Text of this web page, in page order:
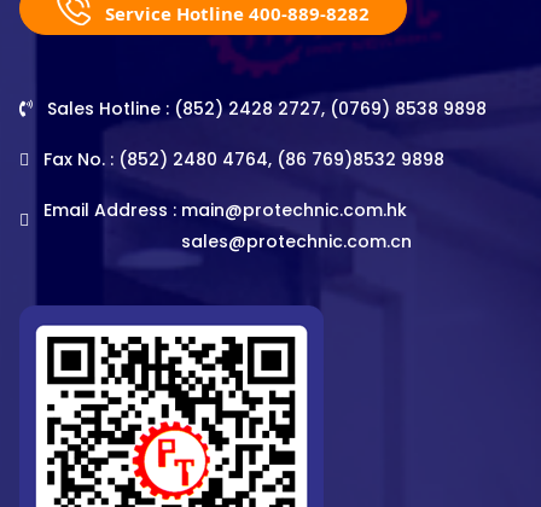
Service Hotline 400-889-8282
Sales Hotline : (852) 2428 2727, (0769) 8538 9898
Fax No. : (852) 2480 4764, (86 769)8532 9898
Email Address : main@protechnic.com.hk
sales@protechnic.com.cn